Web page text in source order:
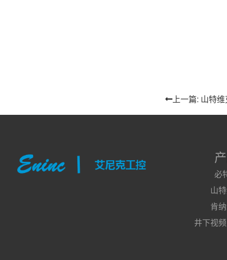
上一篇: 山特
必
山
肯
井下视